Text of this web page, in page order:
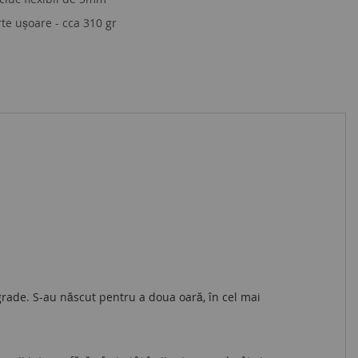
ușoare - cca 310 gr
S-au născut pentru a doua oară, în cel mai